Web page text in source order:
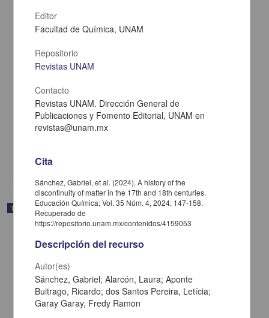
Síntesis de bis-indoles y determinación de su actividad antioxidante
Narita López, Javier Koji
Trabajo de grado
Editor
Facultad de Química, UNAM
Repositorio
Revistas UNAM
Contacto
Revistas UNAM. Dirección General de
Publicaciones y Fomento Editorial, UNAM en
revistas@unam.mx
Cita
Sánchez, Gabriel, et al. (2024). A history of the
discontinuity of matter in the 17th and 18th centuries.
Educación Química; Vol. 35 Núm. 4, 2024; 147-158.
Recuperado de
https://repositorio.unam.mx/contenidos/4159053
Descripción del recurso
Autor(es)
Sánchez, Gabriel; Alarcón, Laura; Aponte
Buitrago, Ricardo; dos Santos Pereira, Letícia;
Garay Garay, Fredy Ramon